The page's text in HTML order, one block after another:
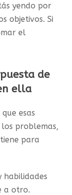
yendo por
objetivos. Si
el
de
ella
esas
problemas,
para
habilidades
a otro.